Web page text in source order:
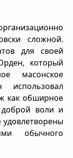
сложной.
для своей
который
масонское
как обширное
воли и
обычного